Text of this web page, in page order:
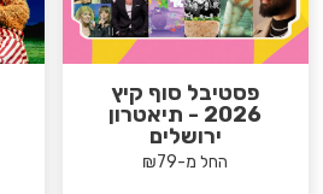
פסטיבל סוף קיץ
2026 - תיאטרון
ירושלים
החל מ-₪79